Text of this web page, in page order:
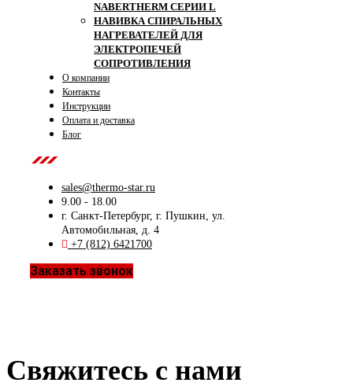
NABERTHERM СЕРИИ L
НАВИВКА СПИРАЛЬНЫХ
НАГРЕВАТЕЛЕЙ ДЛЯ
ЭЛЕКТРОПЕЧЕЙ
СОПРОТИВЛЕНИЯ
О компании
Контакты
Инструкции
Оплата и доставка
Блог
sales@thermo-star.ru
9.00 - 18.00
г. Санкт-Петербург, г. Пушкин, ул.
Автомобильная, д. 4
+7 (812) 6421700
Заказать звонок
Свяжитесь с нами